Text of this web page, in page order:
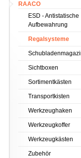
RAACO
ESD - Antistatische
Aufbewahrung
Regalsysteme
Sichtboxen
Sortimentkästen
Transportkisten
Werkzeughaken
Werkzeugkoffer
Werkzeugkästen
Zubehör